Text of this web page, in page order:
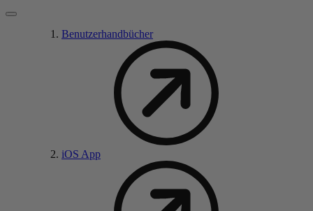
Benutzerhandbücher
iOS App